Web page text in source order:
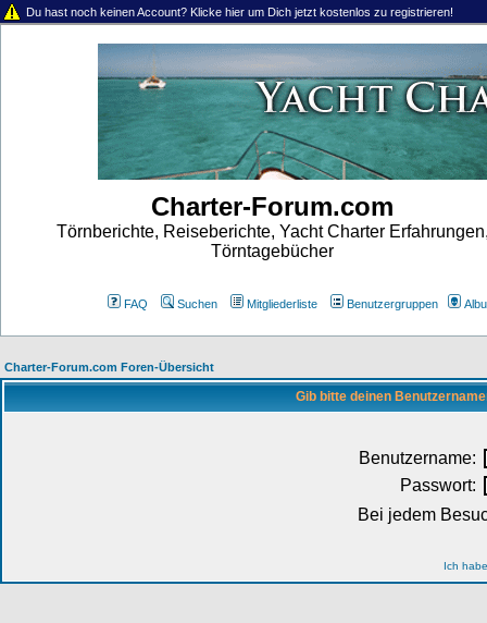
Du hast noch keinen Account? Klicke hier um Dich jetzt kostenlos zu registrieren!
Charter-Forum.com
Törnberichte, Reiseberichte, Yacht Charter
Törntagebücher
FAQ Suchen Mitgliederliste Benutzergruppen
Charter-Forum.com Foren-Übersicht
Gib bitte deinen
Benutzername:
Passwort:
Bei jedem
Ich